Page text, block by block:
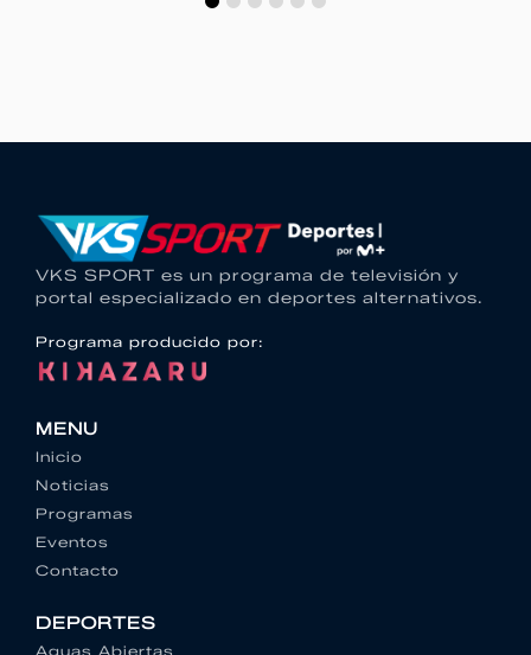
VKS SPORT es un programa de televisión y
portal especializado en deportes alternativos.
Programa producido por:
MENU
Inicio
Noticias
Programas
Eventos
Contacto
DEPORTES
Aguas Abiertas